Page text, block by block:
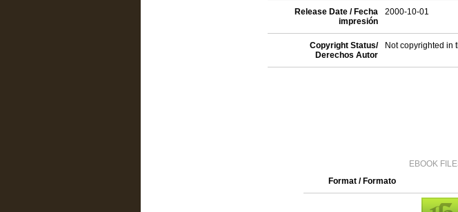
Release Date / Fecha
impresión
2000-10-01
Copyright Status/
Derechos Autor
Not copyrighted in
EBOOK
Format / Formato